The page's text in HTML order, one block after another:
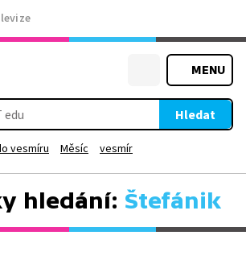
MENU
Hledat
vesmíru Měsíc vesmír
hledání: Štefánik